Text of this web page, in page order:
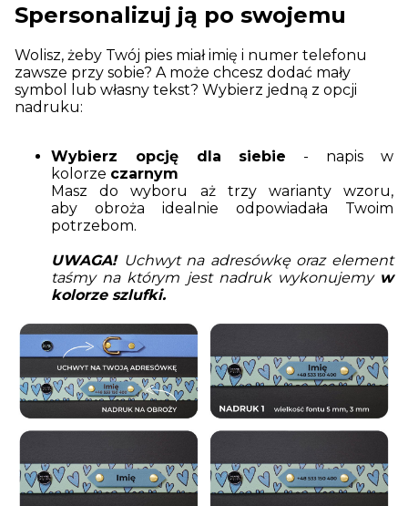
Spersonalizuj ją po swojemu
Wolisz, żeby Twój pies miał imię i numer telefonu
zawsze przy sobie? A może chcesz dodać mały
symbol lub własny tekst? Wybierz jedną z opcji
nadruku:
Wybierz opcję dla siebie - napis w
kolorze czarnym
Masz do wyboru aż trzy warianty wzoru,
aby obroża idealnie odpowiadała Twoim
potrzebom.
UWAGA! Uchwyt na adresówkę oraz element
taśmy na którym jest nadruk wykonujemy w
kolorze szlufki.